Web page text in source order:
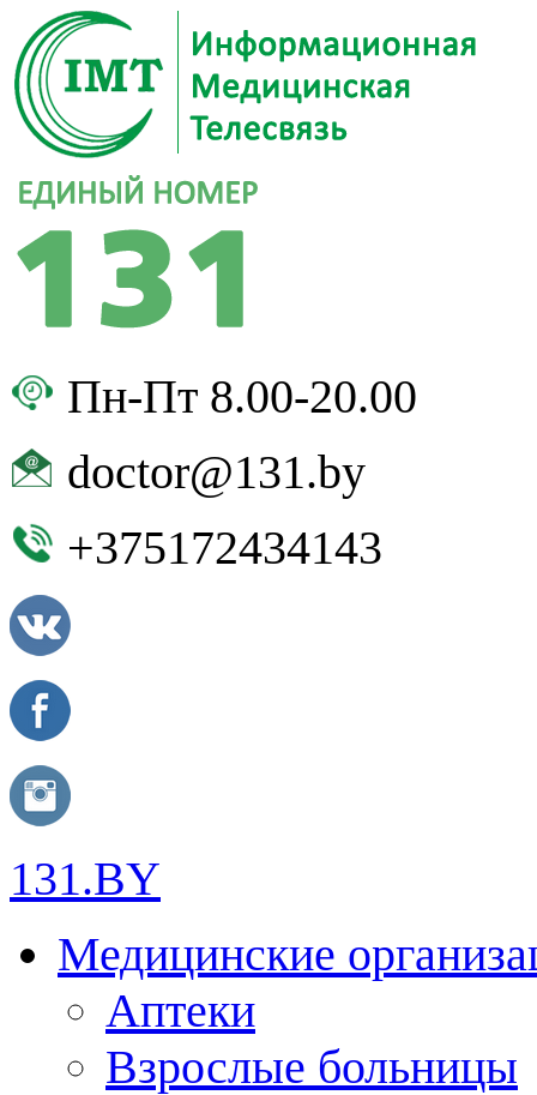
Пн-Пт 8.00-20.00
doctor@131.by
+375172434143
131.BY
Медицинские
Аптеки
Взрослые больницы